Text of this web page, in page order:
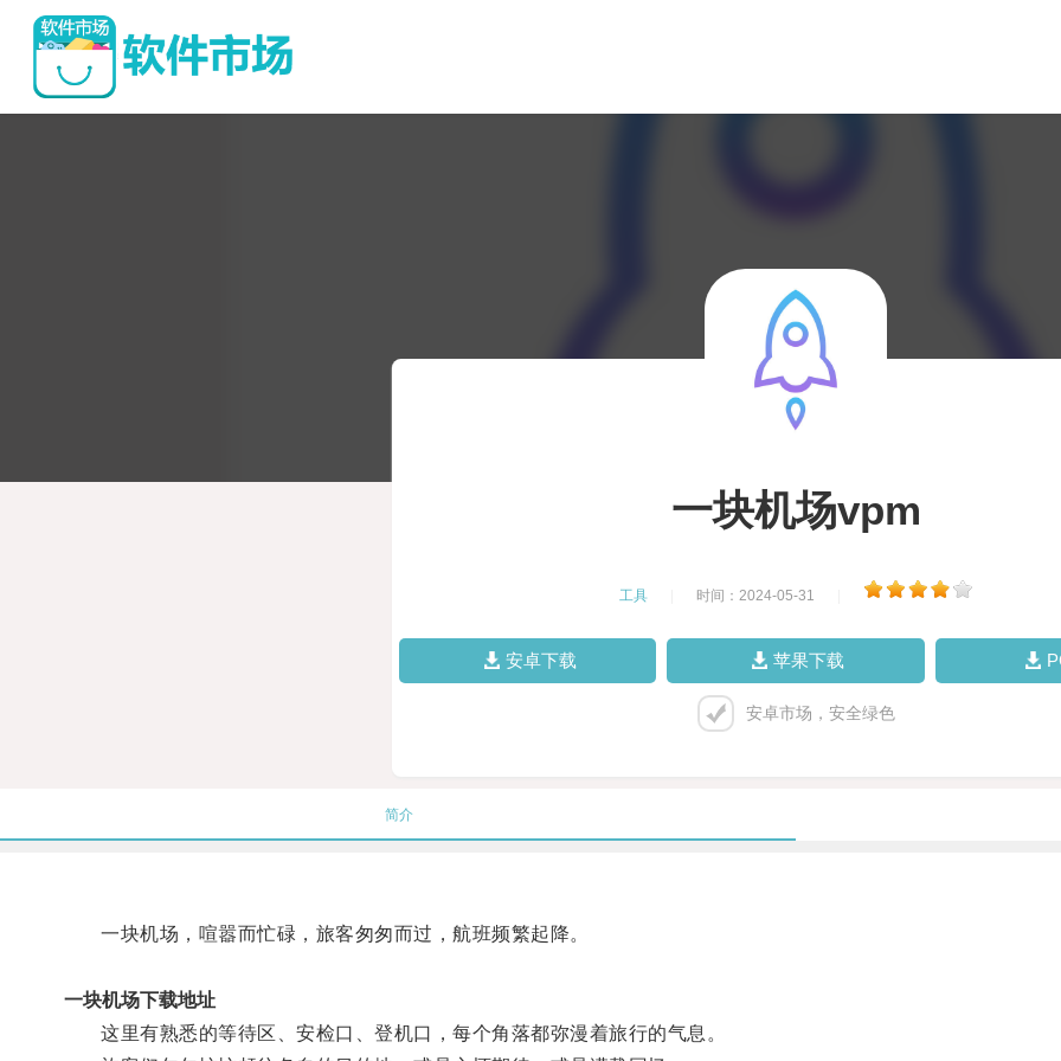
一块机场vpm
工具 时间：2024-05-31
安卓下载 苹果下载
安卓市场，安全绿色
简介
一块机场，喧嚣而忙碌，旅客匆匆而过，航班频繁起降。
一块机场下载地址
这里有熟悉的等待区、安检口、登机口，每个角落都弥漫着旅行的气息。